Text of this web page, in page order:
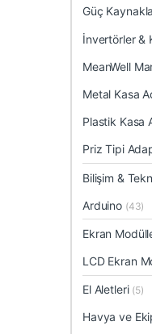
Güç
İnvertörler &
MeanWell
Metal Kasa
Plastik Kasa
Priz Tipi
Bilişim &
Arduino (43)
Ekran
LCD Ekran
El Aletleri (5)
Havya ve